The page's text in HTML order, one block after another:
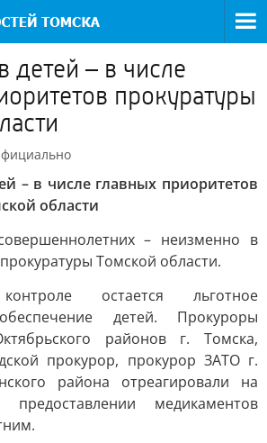
детей – в числе
прокуратуры
– в числе главных приоритетов
области
– неизменно в
Томской области.
остается льготное
детей. Прокуроры
районов г. Томска,
прокурор, прокурор ЗАТО г.
района отреагировали на
медикаментов